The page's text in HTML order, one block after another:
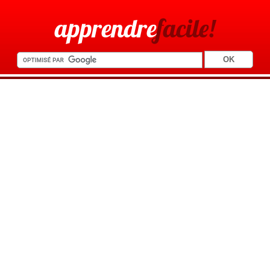
apprendrefacile!